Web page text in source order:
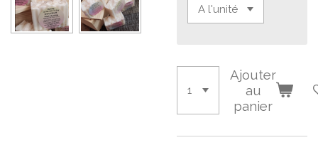
Ajouter
au
panier